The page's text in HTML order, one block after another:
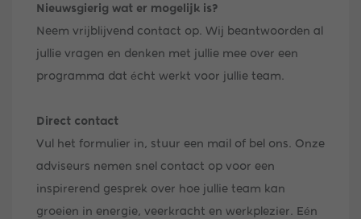
Nieuwsgierig wat er mogelijk is?
Neem vrijblijvend contact op. Wij beantwoorden al
jullie vragen en denken met jullie mee over een
programma dat écht werkt voor jullie team.
Direct contact
Vul het formulier in, stuur een mail of bel ons. Onze
adviseurs nemen snel contact op voor een
inspirerend gesprek over hoe jullie team kan
groeien in energie, veerkracht en werkplezier. Eén